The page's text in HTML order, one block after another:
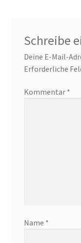
Schreibe
Deine E-Mail-
Erforderliche
Kommentar *
Name *